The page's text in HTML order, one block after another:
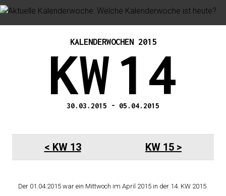
KALENDERWOCHEN 2015
KW14
30.03.2015 - 05.04.2015
KW 13 KW 15
Der 01.04.2015 war ein Mittwoch im April 2015 in der 14. KW 2015.